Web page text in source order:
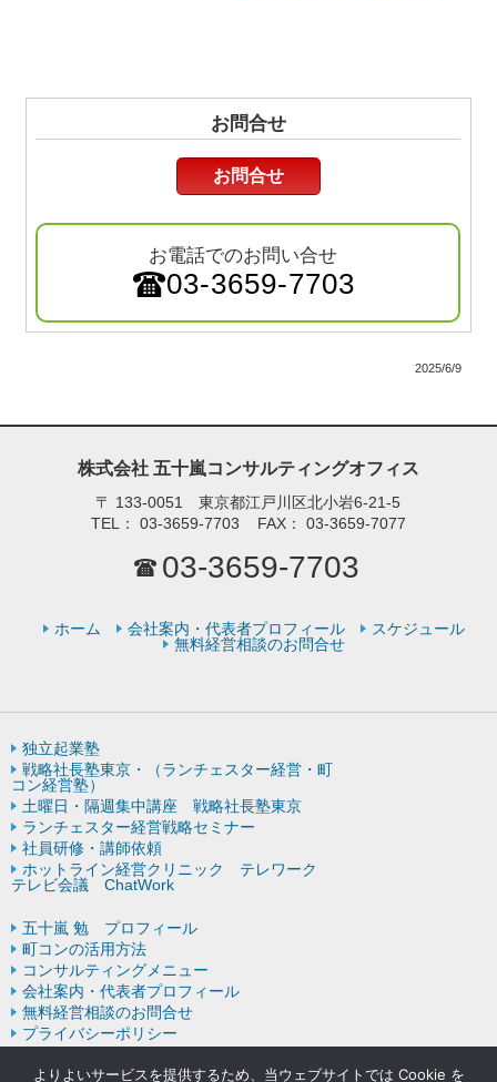
お問合せ
お問合せ
お電話でのお問い合せ
03-3659-7703
2025/6/9
株式会社 五十嵐コンサルティングオフィス
〒 133-0051 東京都江戸川区北小岩6-21-5
TEL：
03-3659-7703 FAX： 03-3659-7077
03-3659-7703
ホーム 会社案内・代表者プロフィール
スケジュール
無料経営相談のお問合せ
独立起業塾
戦略社長塾東京・（ランチェスター経営・町
コン経営塾）
土曜日・隔週集中講座 戦略社長塾東京
ランチェスター経営戦略セミナー
社員研修・講師依頼
ホットライン経営クリニック テレワーク
テレビ会議 ChatWork
五十嵐 勉 プロフィール
町コンの活用方法
コンサルティングメニュー
会社案内・代表者プロフィール
無料経営相談のお問合せ
プライバシーポリシー
よりよいサービスを提供するため、当ウェブサイトでは Cookie を